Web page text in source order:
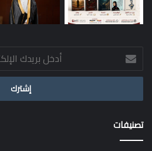
أدخل
بريدك
الإلكتروني
تصنيفات